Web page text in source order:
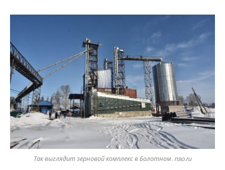
Так выглядит зерновой комплекс в Болотном. nso.ru